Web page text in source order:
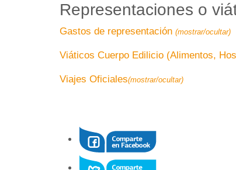
Representaciones o
Gastos de representación (mostrar/ocultar)
Viáticos Cuerpo Edilicio (Alimentos,
Viajes Oficiales(mostrar/ocultar)